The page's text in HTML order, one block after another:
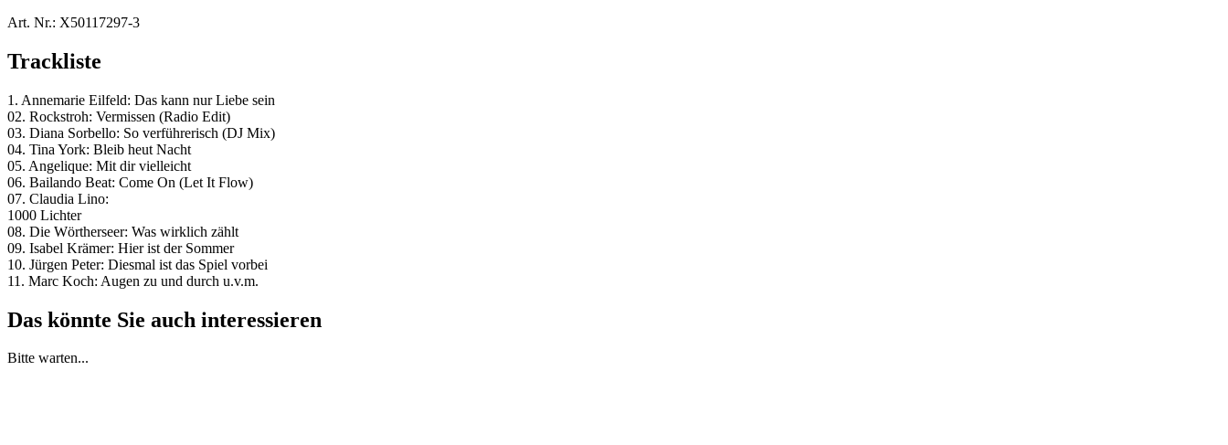
Art. Nr.: X50117297-3
Trackliste
1. Annemarie Eilfeld: Das kann nur Liebe sein
02. Rockstroh: Vermissen (Radio Edit)
03. Diana Sorbello: So verführerisch (DJ Mix)
04. Tina York: Bleib heut Nacht
05. Angelique: Mit dir vielleicht
06. Bailando Beat: Come On (Let It Flow)
07. Claudia Lino:
1000 Lichter
08. Die Wörtherseer: Was wirklich zählt
09. Isabel Krämer: Hier ist der Sommer
10. Jürgen Peter: Diesmal ist das Spiel vorbei
11. Marc Koch: Augen zu und durch u.v.m.
Das könnte Sie auch interessieren
Bitte warten...